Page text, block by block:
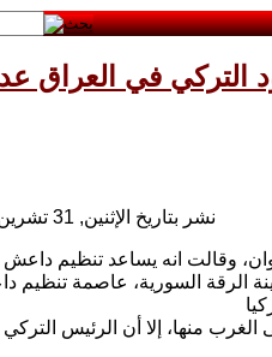
التركي في العراق
نشر بتاريخ الإثنين, 31 تشرين1/أكتوير 2016 07:19
السورية، عاصمة تنظيم
منها، إلا أن الرئيس